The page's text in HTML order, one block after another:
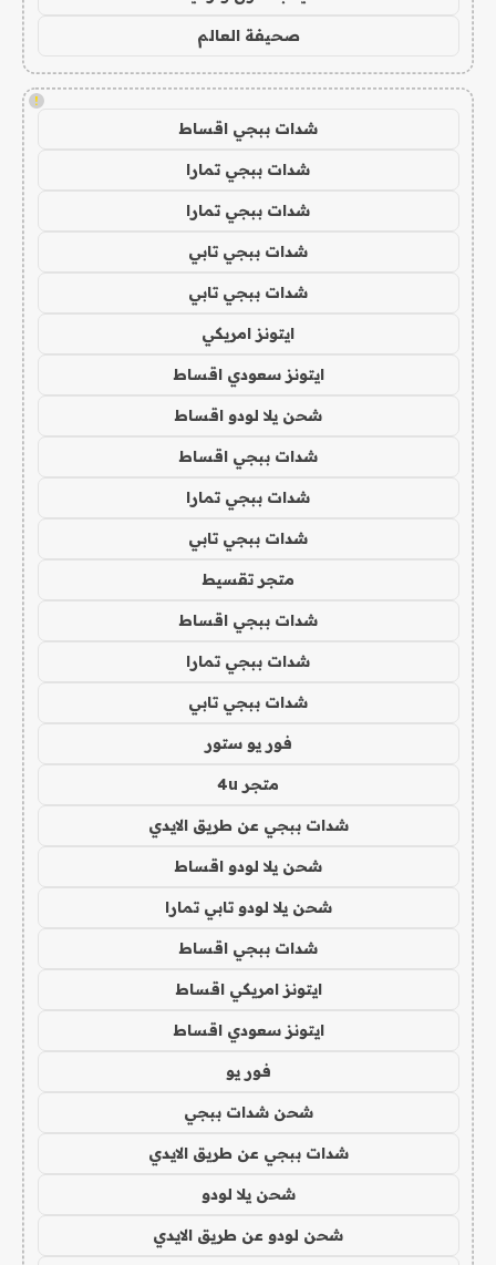
صحيفة العالم
!
شدات ببجي اقساط
شدات ببجي تمارا
شدات ببجي تمارا
شدات ببجي تابي
شدات ببجي تابي
ايتونز امريكي
ايتونز سعودي اقساط
شحن يلا لودو اقساط
شدات ببجي اقساط
شدات ببجي تمارا
شدات ببجي تابي
متجر تقسيط
شدات ببجي اقساط
شدات ببجي تمارا
شدات ببجي تابي
فور يو ستور
متجر 4u
شدات ببجي عن طريق الايدي
شحن يلا لودو اقساط
شحن يلا لودو تابي تمارا
شدات ببجي اقساط
ايتونز امريكي اقساط
ايتونز سعودي اقساط
فور يو
شحن شدات ببجي
شدات ببجي عن طريق الايدي
شحن يلا لودو
شحن لودو عن طريق الايدي